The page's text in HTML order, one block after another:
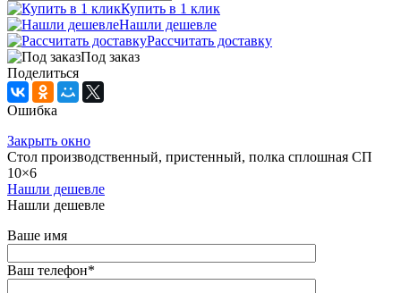
Купить в 1 клик
Нашли дешевле
Рассчитать доставку
Под заказ
Поделиться
Ошибка
Закрыть окно
Стол производственный, пристенный, полка сплошная СП
10×6
Нашли дешевле
Нашли дешевле
Ваше имя
Ваш телефон*